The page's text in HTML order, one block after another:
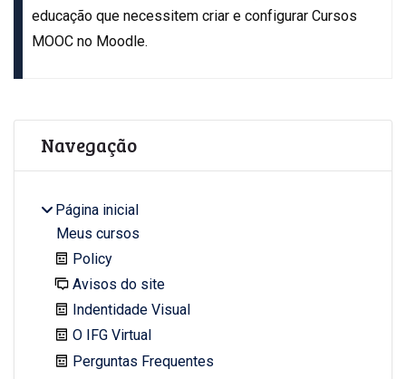
educação que necessitem criar e configurar Cursos
MOOC no Moodle.
Blocos
Navegação
Página inicial
Meus cursos
Policy
Avisos do site
Indentidade Visual
O IFG Virtual
Perguntas Frequentes